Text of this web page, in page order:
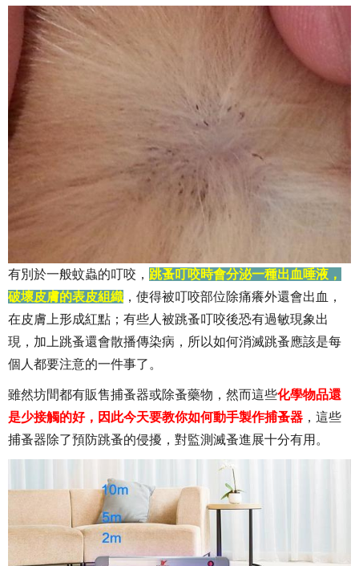
有別於一般蚊蟲的叮咬， 跳蚤叮咬時會分泌一種出血唾液，
破壞皮膚的表皮組織 ，使得被叮咬部位除痛癢外還會出血，
在皮膚上形成紅點；有些人被跳蚤叮咬後恐有過敏現象出
現，加上跳蚤還會散播傳染病，所以如何消滅跳蚤應該是每
個人都要注意的一件事了。
雖然坊間都有販售捕蚤器或除蚤藥物，然而這些化學物品還
是少接觸的好，因此今天要教你如何動手製作捕蚤器 ，這些
捕蚤器除了預防跳蚤的侵擾，對監測滅蚤進展十分有用。